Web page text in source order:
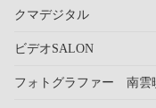
クマデジタル
ビデオSALON
フォトグラファー 南雲